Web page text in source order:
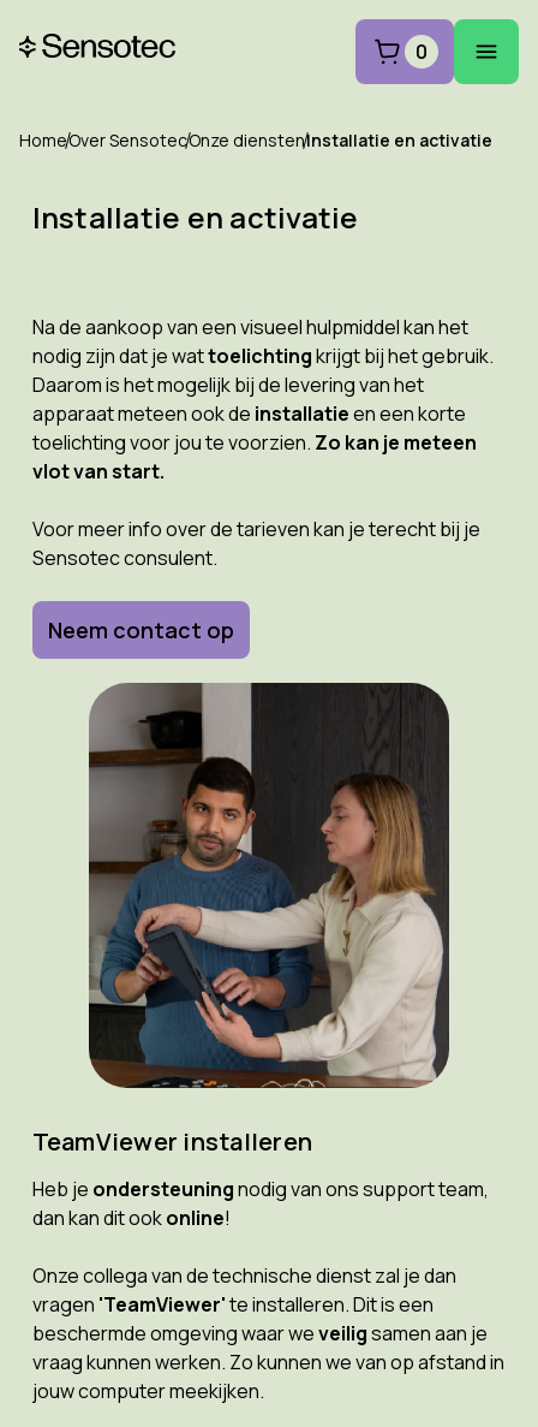
0
HomeOver SensotecOnze dienstenInstallatie en activatie
Installatie en activatie
Na de aankoop van een visueel hulpmiddel kan het
nodig zijn dat je wattoelichtingkrijgt bij het gebruik.
Daarom is het mogelijk bij de levering van het
apparaat meteen ook de installatieen een korte
toelichting voor jou te voorzien. Zo kan je meteen
vlot van start.
Voor meer info over de tarieven kan je terecht bij je
Sensotec consulent.
Neem contact op
TeamViewer installeren
Heb je ondersteuningnodig van ons support team,
dan kan dit ookonline!
Onze collega van de technische dienst zal je dan
vragen 'TeamViewer'te installeren. Dit is een
beschermde omgeving waar weveiligsamen aan je
vraag kunnen werken. Zo kunnen we van op afstand in
jouw computer meekijken.